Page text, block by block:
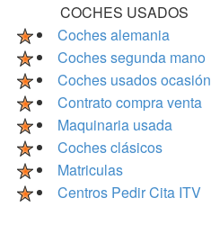
COCHES USADOS
Coches alemania
Coches segunda mano
Coches usados ocasión
Contrato compra venta
Maquinaria usada
Coches clásicos
Matriculas
Centros Pedir Cita ITV